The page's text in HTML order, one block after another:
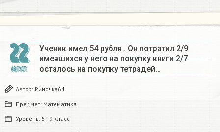
22
АВГУСТ
Ученик имел 54 рубля . Он потратил 2/9
имевшихся у него на покупку книги 2/7
осталось на покупку тетрадей…
Автор: Риночка64
Предмет: Математика
Уровень: 5 - 9 класс